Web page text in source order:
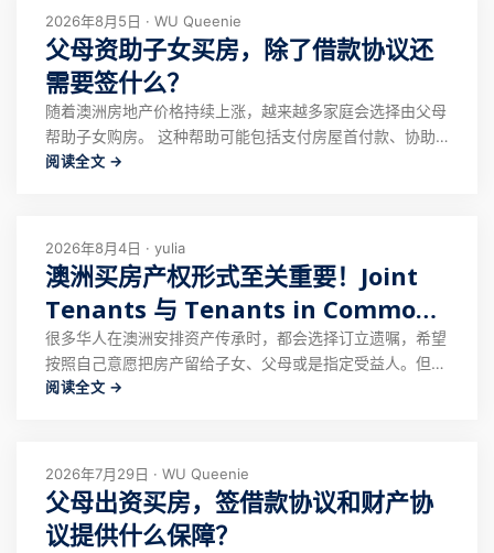
求对方配合。但这些做法并不一定能够解决问
2026年8月5日 · WU Queenie
父母资助子女买房，除了借款协议还
需要签什么？
随着澳洲房地产价格持续上涨，越来越多家庭会选择由父母
帮助子女购房。 这种帮助可能包括支付房屋首付款、协助
偿还贷款，或者直接提供一笔较大金额的资金。 对于很多
其他不可预见的情况，如何保障自己的资金权
阅读全文 →
2026年8月4日 · yulia
澳洲买房产权形式至关重要！Joint
Tenants 与 Tenants in Common
继承差异
很多华人在澳洲安排资产传承时，都会选择订立遗嘱，希望
按照自己意愿把房产留给子女、父母或是指定受益人。但不
少人咨询律师后才得知：澳洲Joint Tenants（联名持有）
房产持有形式，询问房屋是 J
阅读全文 →
2026年7月29日 · WU Queenie
父母出资买房，签借款协议和财产协
议提供什么保障？